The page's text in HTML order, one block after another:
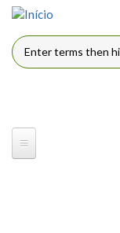
Pular para o conteúdo